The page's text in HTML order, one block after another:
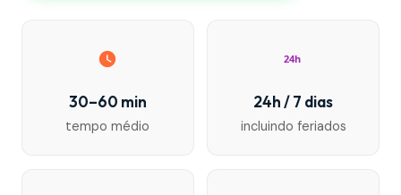
30–60 min
tempo médio
24h
24h / 7 dias
incluindo feriados